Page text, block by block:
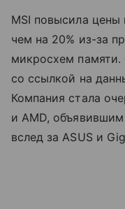
MSI повысила цены
чем на 20% из-за
микросхем памяти.
со ссылкой на
Компания стала
и AMD,
вслед за ASUS и